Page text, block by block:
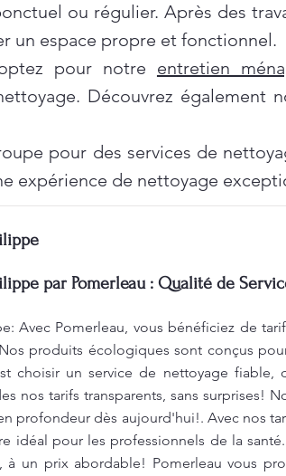
ou régulier. Après des
un espace propre et fonctionnel.
pour notre entretien
Découvrez également
pour des services de
expérience de nettoyage
par Pomerleau : Qualité de
Avec Pomerleau, vous bénéficiez de
produits écologiques sont conçus
choisir un service de nettoyage
nos tarifs transparents, sans surprises!
profondeur dès aujourd'hui!. Avec nos
idéal pour les professionnels de la
un prix abordable! Pomerleau vous